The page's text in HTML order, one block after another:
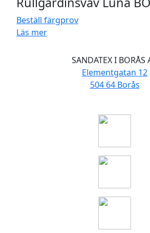
Beställ färgprov
Läs mer
SANDATEX I BORÅS
Elementgatan 12
504 64 Borås